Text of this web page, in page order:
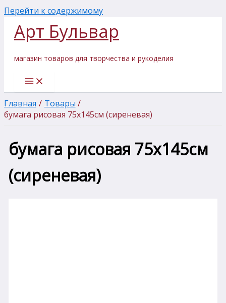
Перейти к содержимому
Арт Бульвар
магазин товаров для творчества и рукоделия
Главная
Товары
бумага рисовая 75х145см (сиреневая)
бумага рисовая 75х145см
(сиреневая)